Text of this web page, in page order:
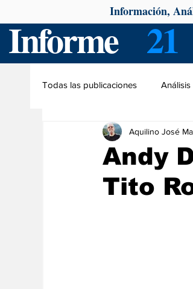
Informe 21
Información,
Todas las publicaciones Análisis
Andy
Tito
Aquilino José